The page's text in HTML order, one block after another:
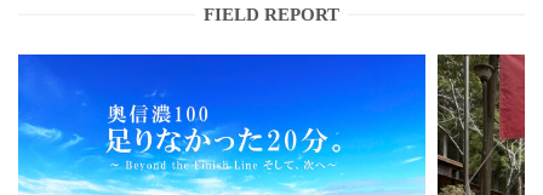
FIELD REPORT